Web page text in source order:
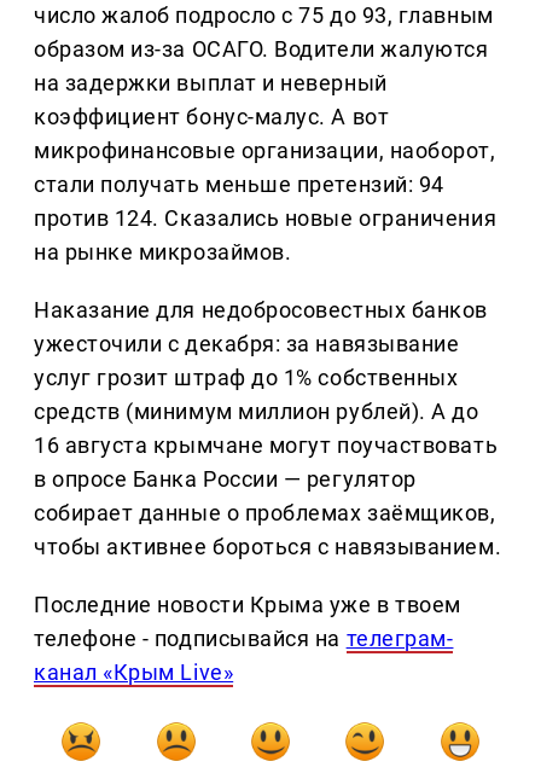
число жалоб подросло с 75 до 93, главным
образом из-за ОСАГО. Водители жалуются
на задержки выплат и неверный
коэффициент бонус-малус. А вот
микрофинансовые организации, наоборот,
стали получать меньше претензий: 94
против 124. Сказались новые ограничения
на рынке микрозаймов.
Наказание для недобросовестных банков
ужесточили с декабря: за навязывание
услуг грозит штраф до 1% собственных
средств (минимум миллион рублей). А до
16 августа крымчане могут поучаствовать
в опросе Банка России — регулятор
собирает данные о проблемах заёмщиков,
чтобы активнее бороться с навязыванием.
Последние новости Крыма уже в твоем
телефоне - подписывайся на телеграм-
канал «Крым Live»